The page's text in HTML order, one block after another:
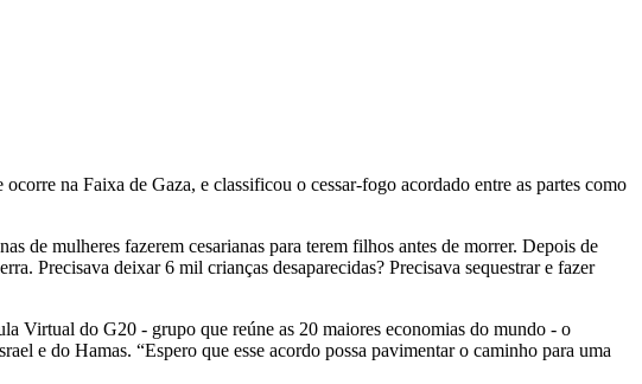
na Faixa de Gaza, e classificou o cessar-fogo acordado entre as partes como
de mulheres fazerem cesarianas para terem filhos antes de morrer. Depois de
Precisava deixar 6 mil crianças desaparecidas? Precisava sequestrar e fazer
Virtual do G20 - grupo que reúne as 20 maiores economias do mundo - o
e do Hamas. “Espero que esse acordo possa pavimentar o caminho para uma